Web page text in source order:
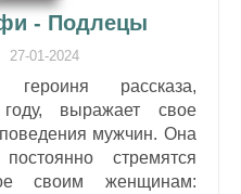
- Подлецы
27-01-2024
рассказа,
выражает свое
мужчин. Она
стремятся
своим женщинам: